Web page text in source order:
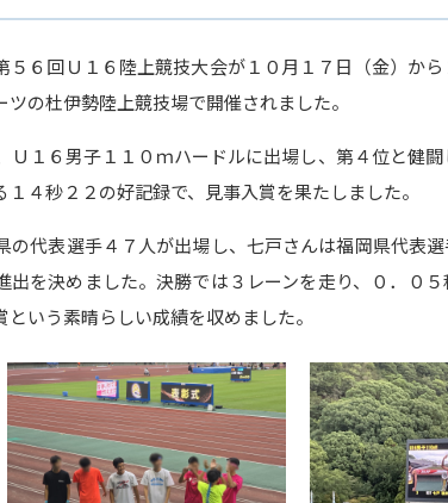
５６回Ｕ１６陸上競技大会が１０月１７日（金）か
の杜伊勢陸上競技場で開催されました。
１６男子１１０ｍハードルに出場し、第４位と健
４秒２２の好記録で、見事入賞を果たしました。
の代表選手４７人が出場し、七戸さんは福岡県代表
を決めました。決勝では３レーンを走り、０．０
いう素晴らしい成績を収めました。